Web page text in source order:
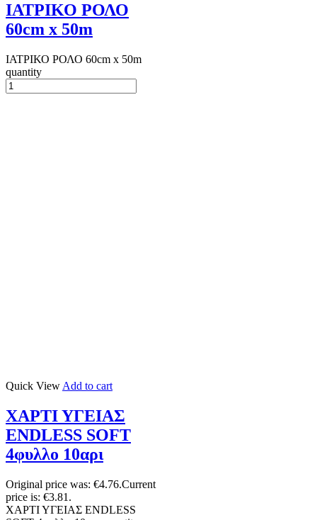
ΙΑΤΡΙΚΟ ΡΟΛΟ
60cm x 50m
ΙΑΤΡΙΚΟ ΡΟΛΟ 60cm x 50m
quantity
Quick View Add to cart
ΧΑΡΤΙ ΥΓΕΙΑΣ
ENDLESS SOFT
4φυλλο 10αρι
Original price was: €4.76.Current
price is: €3.81.
ΧΑΡΤΙ ΥΓΕΙΑΣ ENDLESS